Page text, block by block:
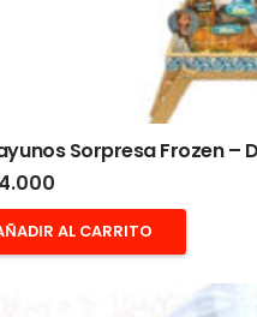
Sorpresa Frozen –
AL CARRITO